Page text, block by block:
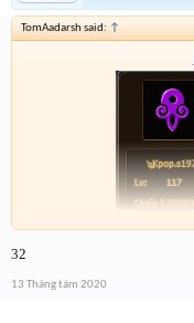
TomAadarsh said: ↑
32
13 Tháng tám 2020